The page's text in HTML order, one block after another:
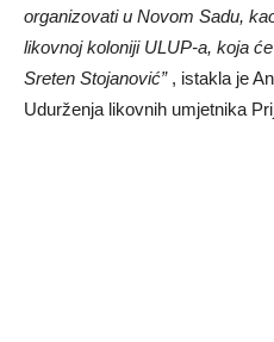
organizovati u Novom Sadu,
likovnoj koloniji ULUP-a, koja
Sreten Stojanović”, istakla je
Udurženja likovnih umjetnika